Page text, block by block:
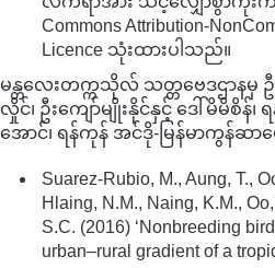
Commons Attribution-
Licence သုံးထားပါသည်။
မန္တလေးတက္ကသိုလ် သတ္တဗေဒဌာနမှ ဦး
လှိုင်၊ ဦးကျော်မျိုးနိုင်နှင့် ဒေါ်မိမိစိန်၊
အောင်၊ ရန်ကုန် အင်ဒို-မြန်မာကွန်ဆာ
Suarez-Rubio, M., Aung, T.,
Hlaing, N.M., Naing, K.M.,
S.C. (2016) ‘Nonbreeding
urban–rural gradient of a